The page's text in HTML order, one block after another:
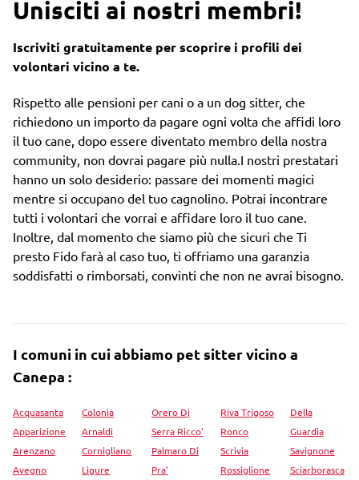
Unisciti ai nostri membri!
Iscriviti gratuitamente per scoprire i profili dei
volontari vicino a te.
Rispetto alle pensioni per cani o a un dog sitter, che
richiedono un importo da pagare ogni volta che affidi loro
il tuo cane, dopo essere diventato membro della nostra
community, non dovrai pagare più nulla.I nostri prestatari
hanno un solo desiderio: passare dei momenti magici
mentre si occupano del tuo cagnolino. Potrai incontrare
tutti i volontari che vorrai e affidare loro il tuo cane.
Inoltre, dal momento che siamo più che sicuri che Ti
presto Fido farà al caso tuo, ti offriamo una garanzia
soddisfatti o rimborsati, convinti che non ne avrai bisogno.
I comuni in cui abbiamo pet sitter vicino a
Canepa :
Acquasanta
Apparizione
Arenzano
Avegno
Colonia
Arnaldi
Cornigliano
Ligure
Orero Di
Serra Ricco'
Palmaro Di
Pra'
Riva Trigoso
Ronco
Scrivia
Rossiglione
Della
Guardia
Savignone
Sciarborasca